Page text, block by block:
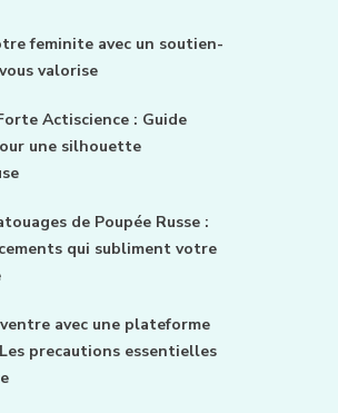
feminite avec un soutien-
valorise
Actiscience : Guide
une silhouette
de Poupée Russe :
qui subliment votre
avec une plateforme
precautions essentielles